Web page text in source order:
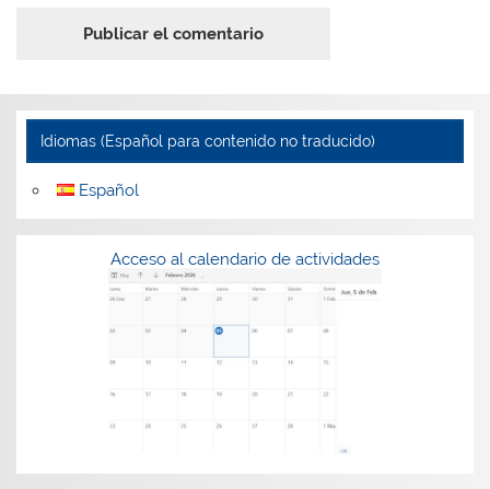
Idiomas (Español para contenido no traducido)
Español
Acceso al calendario de actividades